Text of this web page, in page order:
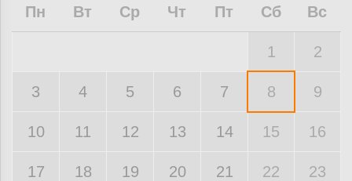
Пн Вт Ср Чт Пт Сб Вс
1 2
3 4 5 6 7 8 9
10 11 12 13 14 15 16
17 18 19 20 21 22 23